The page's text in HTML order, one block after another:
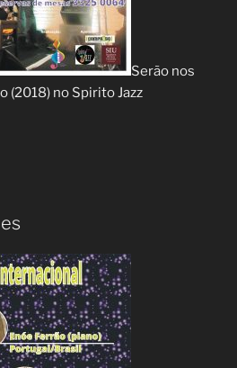
Serão nos
(2018) no Spirito Jazz